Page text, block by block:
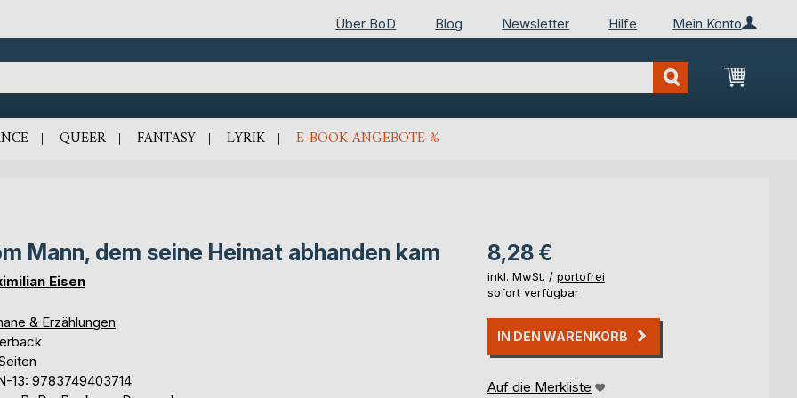
Mein Konto
Über BoD Blog Newsletter Hilfe
Mein
QUEER FANTASY LYRIK E-BOOK-ANGEBOTE %
Mann, dem seine Heimat abhanden kam
Eisen
& Erzählungen
13: 9783749403714
8,28 €
inkl. MwSt. / portofrei
sofort verfügbar
IN DEN WARENKORB
Auf die Merkliste